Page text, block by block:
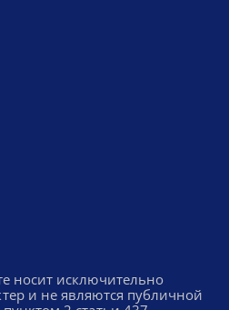
носит исключительно
и не являются публичной